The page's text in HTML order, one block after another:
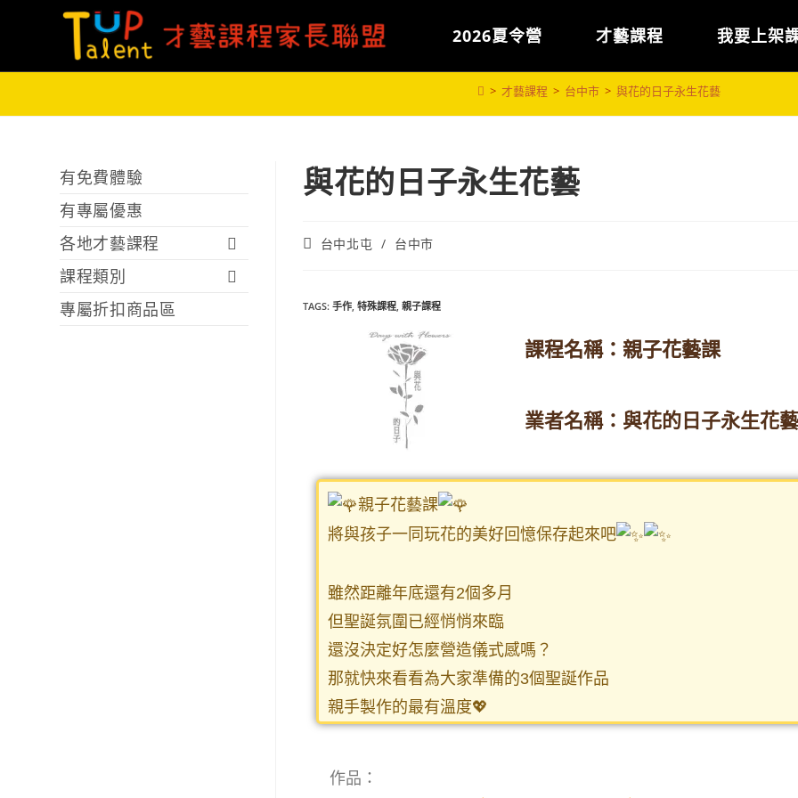
2026夏令營 才藝課程 我要上架
> 才藝課程 > 台中市 > 與花的日子永生花藝
與花的日子永生花藝
台中北屯 / 台中市
TAGS:手作, 特殊課程, 親子課程
課程名稱：親子花藝課
業者名稱：與花的日子永生花
親子花藝課
將與孩子一同玩花的美好回憶保存起來吧
雖然距離年底還有2個多月
但聖誕氛圍已經悄悄來臨
還沒決定好怎麼營造儀式感嗎？
那就快來看看為大家準備的3個聖誕作品
親手製作的最有溫度💖
作品：
有免費體驗
有專屬優惠
各地才藝課程
課程類別
專屬折扣商品區